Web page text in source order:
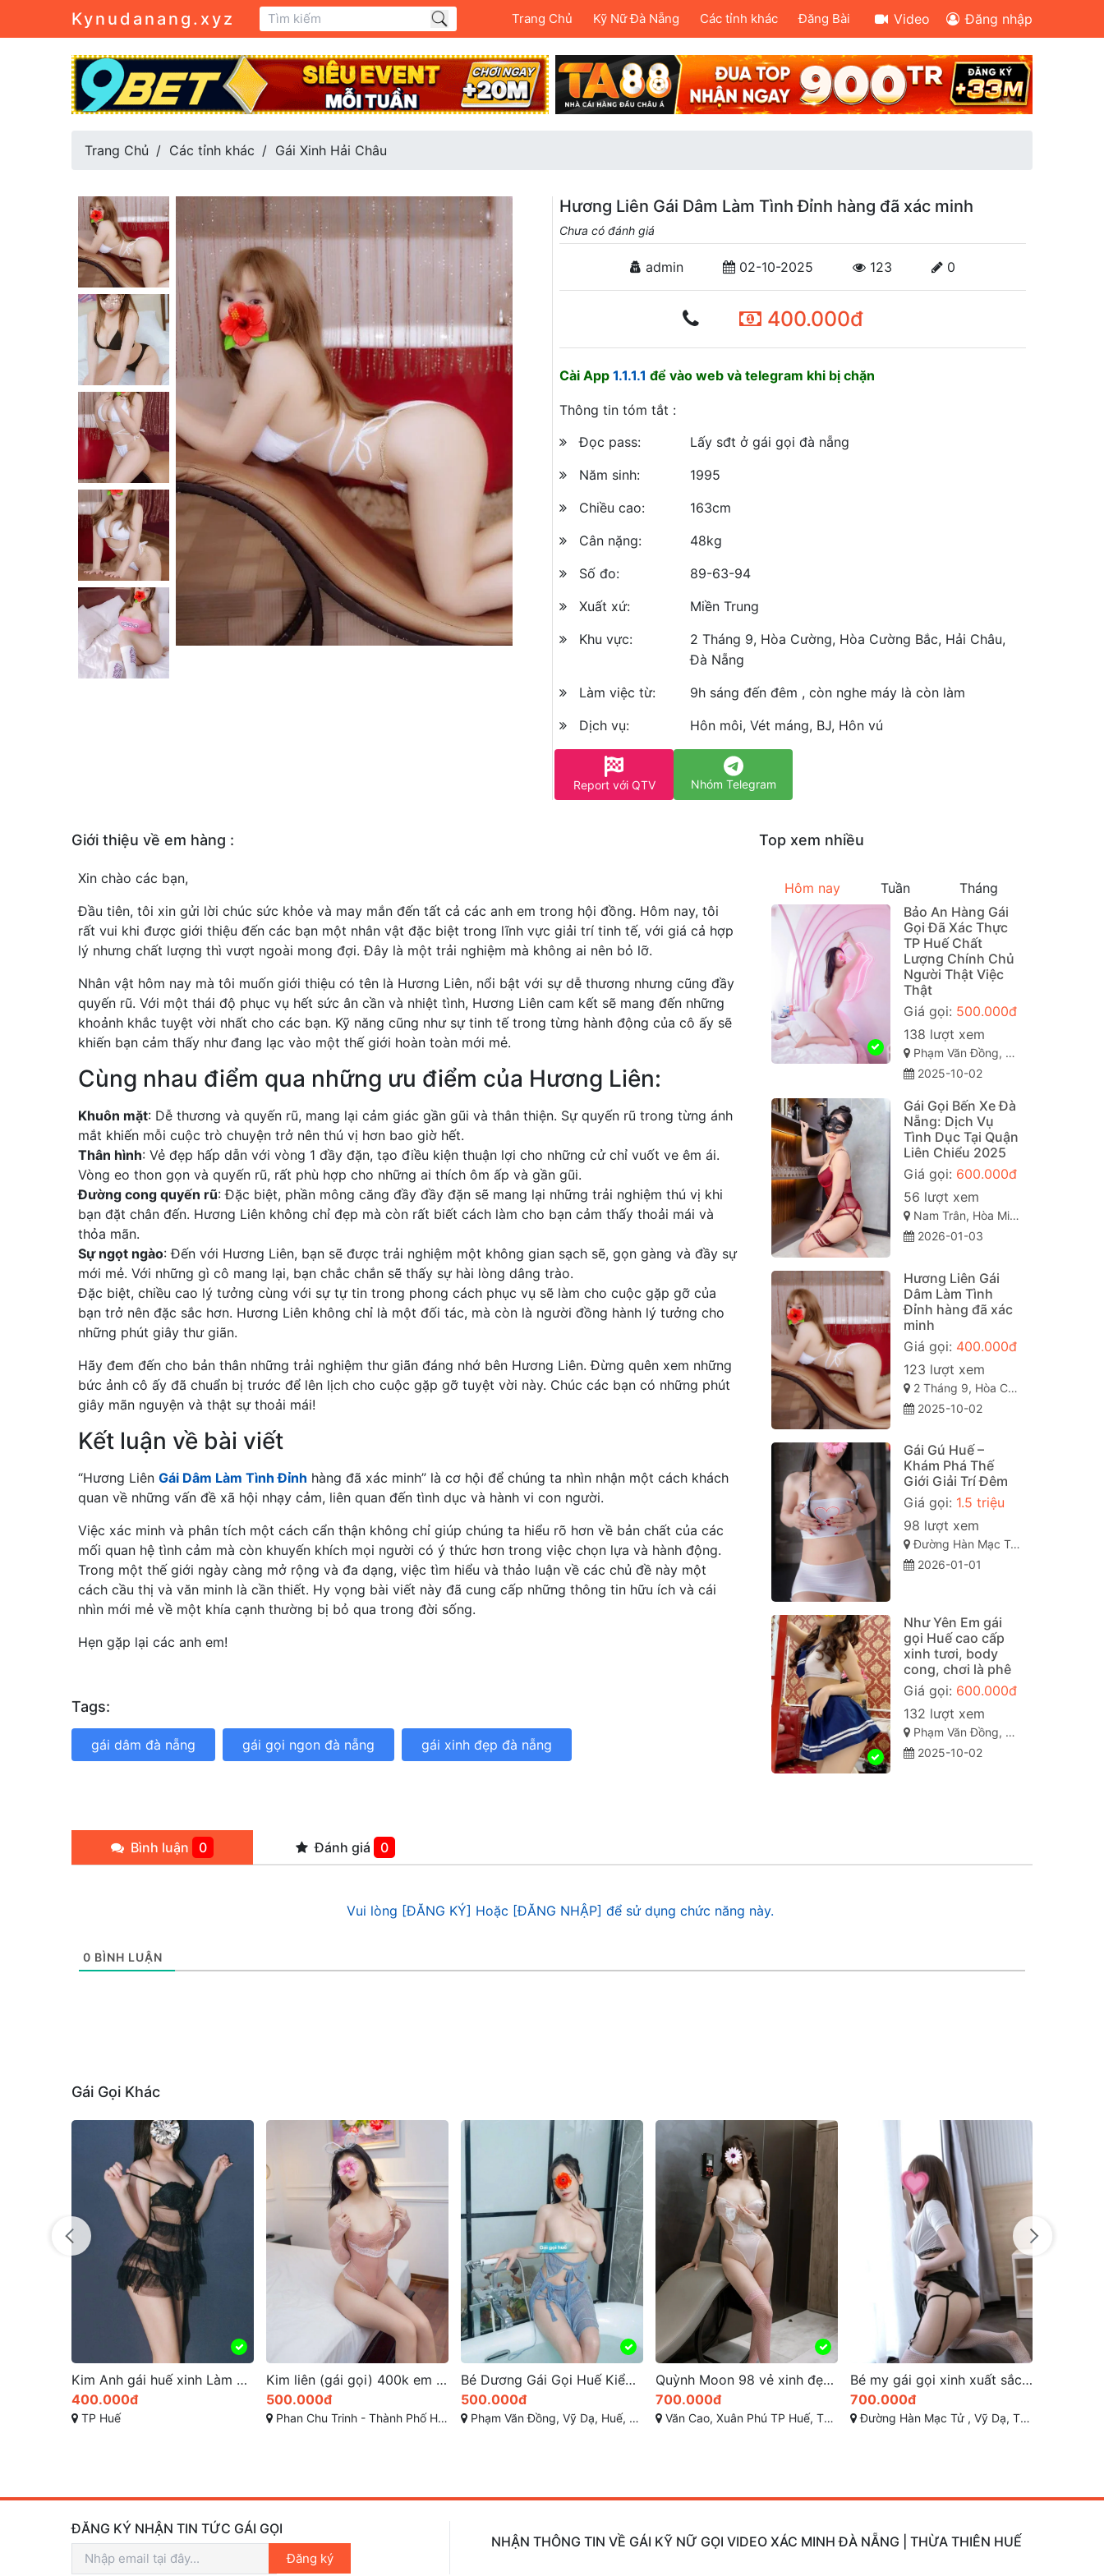
Kynudanang.xyz Trang Chủ Kỹ Nữ Đà Nẵng Các tỉnh khác Đăng Bài Video Đăng nhập
Trang Chủ Các tỉnh khác Gái Xinh Hải Châu
Hương Liên Gái Dâm Làm Tình Đỉnh hàng đã xác minh
Chưa có đánh giá
admin 02-10-2025 123 0
400.000đ
Cài App 1.1.1.1 để vào web và telegram khi bị chặn
Thông tin tóm tắt :
Đọc pass:
Lấy sđt ở gái gọi đà nẵng
Năm sinh:
1995
Chiều cao:
163cm
Cân nặng:
48kg
Số đo:
89-63-94
Xuất xứ:
Miền Trung
Khu vực:
2 Tháng 9, Hòa Cường, Hòa Cường Bắc, Hải Châu,
Đà Nẵng
Làm việc từ:
9h sáng đến đêm , còn nghe máy là còn làm
Dịch vụ:
Hôn môi, Vét máng, BJ, Hôn vú
Report với QTV Nhóm Telegram
Giới thiệu về em hàng :
Xin chào các bạn,
Đầu tiên, tôi xin gửi lời chúc sức khỏe và may mắn đến tất cả các anh em trong hội đồng. Hôm nay, tôi
rất vui khi được giới thiệu đến các bạn một nhân vật đặc biệt trong lĩnh vực giải trí tinh tế, với giá cả hợp
lý nhưng chất lượng thì vượt ngoài mong đợi. Đây là một trải nghiệm mà không ai nên bỏ lỡ.
Nhân vật hôm nay mà tôi muốn giới thiệu có tên là Hương Liên, nổi bật với sự dễ thương nhưng cũng đầy
quyến rũ. Với một thái độ phục vụ hết sức ân cần và nhiệt tình, Hương Liên cam kết sẽ mang đến những
khoảnh khắc tuyệt vời nhất cho các bạn. Kỹ năng cũng như sự tinh tế trong từng hành động của cô ấy sẽ
khiến bạn cảm thấy như đang lạc vào một thế giới hoàn toàn mới mẻ.
Cùng nhau điểm qua những ưu điểm của Hương Liên:
Khuôn mặt: Dễ thương và quyến rũ, mang lại cảm giác gần gũi và thân thiện. Sự quyến rũ trong từng ánh
mắt khiến mỗi cuộc trò chuyện trở nên thú vị hơn bao giờ hết.
Thân hình: Vẻ đẹp hấp dẫn với vòng 1 đầy đặn, tạo điều kiện thuận lợi cho những cử chỉ vuốt ve êm ái.
Vòng eo thon gọn và quyến rũ, rất phù hợp cho những ai thích ôm ấp và gần gũi.
Đường cong quyến rũ: Đặc biệt, phần mông căng đầy đầy đặn sẽ mang lại những trải nghiệm thú vị khi
bạn đặt chân đến. Hương Liên không chỉ đẹp mà còn rất biết cách làm cho bạn cảm thấy thoải mái và
thỏa mãn.
Sự ngọt ngào: Đến với Hương Liên, bạn sẽ được trải nghiệm một không gian sạch sẽ, gọn gàng và đầy sự
mới mẻ. Với những gì cô mang lại, bạn chắc chắn sẽ thấy sự hài lòng dâng trào.
Đặc biệt, chiều cao lý tưởng cùng với sự tự tin trong phong cách phục vụ sẽ làm cho cuộc gặp gỡ của
bạn trở nên đặc sắc hơn. Hương Liên không chỉ là một đối tác, mà còn là người đồng hành lý tưởng cho
những phút giây thư giãn.
Hãy đem đến cho bản thân những trải nghiệm thư giãn đáng nhớ bên Hương Liên. Đừng quên xem những
bức ảnh cô ấy đã chuẩn bị trước để lên lịch cho cuộc gặp gỡ tuyệt vời này. Chúc các bạn có những phút
giây mãn nguyện và thật sự thoải mái!
Kết luận về bài viết
“Hương Liên Gái Dâm Làm Tình Đỉnh hàng đã xác minh” là cơ hội để chúng ta nhìn nhận một cách khách
quan về những vấn đề xã hội nhạy cảm, liên quan đến tình dục và hành vi con người.
Việc xác minh và phân tích một cách cẩn thận không chỉ giúp chúng ta hiểu rõ hơn về bản chất của các
mối quan hệ tình cảm mà còn khuyến khích mọi người có ý thức hơn trong việc chọn lựa và hành động.
Trong một thế giới ngày càng mở rộng và đa dạng, việc tìm hiểu và thảo luận về các chủ đề này một
cách cầu thị và văn minh là cần thiết. Hy vọng bài viết này đã cung cấp những thông tin hữu ích và cái
nhìn mới mẻ về một khía cạnh thường bị bỏ qua trong đời sống.
Hẹn gặp lại các anh em!
Tags:
gái dâm đà nẵng gái gọi ngon đà nẵng gái xinh đẹp đà nẵng
Top xem nhiều
Hôm nay Tuần
Tháng
Bảo An Hàng Gái
Gọi Đã Xác Thực
TP Huế Chất
Lượng Chính Chủ
Người Thật Việc
Thật
Giá gọi: 500.000đ
138 lượt xem
Phạm Văn Đồng, Vỹ Dạ, Huế, Thừa Thiên Huế
2025-10-02
Gái Gọi Bến Xe Đà
Nẵng: Dịch Vụ
Tình Dục Tại Quận
Liên Chiểu 2025
Giá gọi: 600.000đ
56 lượt xem
Nam Trân, Hòa Minh, Liên Chiểu, Đà Nẵng
2026-01-03
Hương Liên Gái
Dâm Làm Tình
Đỉnh hàng đã xác
minh
Giá gọi: 400.000đ
123 lượt xem
2 Tháng 9, Hòa Cường, Hòa Cường Bắc, Hải Châu, Đà Nẵng
2025-10-02
Gái Gú Huế –
Khám Phá Thế
Giới Giải Trí Đêm
Giá gọi: 1.5 triệu
98 lượt xem
Đường Hàn Mạc Tử , Vỹ Dạ, TP Huế
2026-01-01
Như Yên Em gái
gọi Huế cao cấp
xinh tươi, body
cong, chơi là phê
Giá gọi: 600.000đ
132 lượt xem
Phạm Văn Đồng, Vỹ Dạ, Huế, Thừa Thiên Huế
2025-10-02
Bình luận 0 Đánh giá 0
Vui lòng [ĐĂNG KÝ] Hoặc [ĐĂNG NHẬP] để sử dụng chức năng này.
0 BÌNH LUẬN
Gái Gọi Khác
Kim liên (gái gọi) 400k em đang ở khu Phan Chu Trinh Huế
500.000đ
Phan Chu Trinh - Thành Phố Huế
Bé Dương Gái Gọi Huế Kiểm Định Body Đẹp Đi Khách Rất Chịu Chơi
500.000đ
Phạm Văn Đồng, Vỹ Dạ, Huế, Thừa Thiên Huế
Quỳnh Moon 98 vẻ xinh đẹp tuyệt vời cuốn hút giới (gái gọi) trẻ ở huế
700.000đ
Văn Cao, Xuân Phú TP Huế, Thừa Thiên Huế
Bé my gái gọi xinh xuất sắc xứ sở miền trung huế
700.000đ
Đường Hàn Mạc Tử , Vỹ Dạ, TP Huế
Hà Nhy tuổi đời 25 gái xinh vỹ dạ thừa thiên huế gọi cho em ấy ngay
600.000đ
Đường Hàn Mạc Tử , Vỹ Dạ, TP Huế
ĐĂNG KÝ NHẬN TIN TỨC GÁI GỌI
Đăng ký
NHẬN THÔNG TIN VỀ GÁI KỸ NỮ GỌI VIDEO XÁC MINH ĐÀ NẴNG | THỪA THIÊN HUẾ